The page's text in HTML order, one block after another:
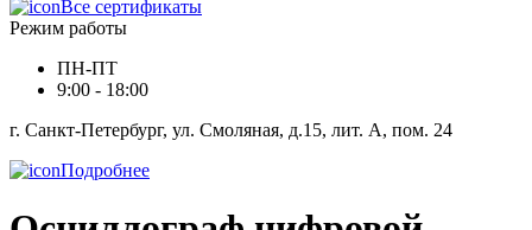
Все сертификаты
Режим работы
ПН-ПТ
9:00 - 18:00
г. Санкт-Петербург, ул. Смоляная, д.15, лит. А, пом. 24
Подробнее